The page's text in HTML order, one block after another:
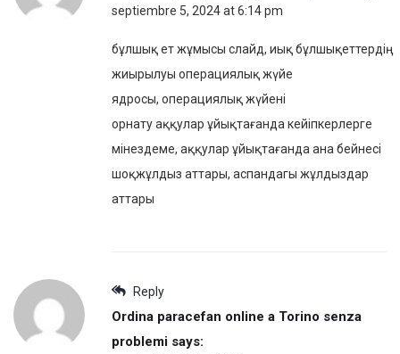
septiembre 5, 2024 at 6:14 pm
бұлшық ет жұмысы слайд, иық бұлшықеттердің
жиырылуы операциялық жүйе
ядросы, операциялық жүйені
орнату аққулар ұйықтағанда кейіпкерлерге
мінездеме, аққулар ұйықтағанда ана бейнесі
шоқжұлдыз аттары, аспандагы жұлдыздар
аттары
Reply
Ordina paracefan online a Torino senza
problemi says: